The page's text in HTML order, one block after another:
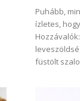
Puhább,
ízletes,
füstölt